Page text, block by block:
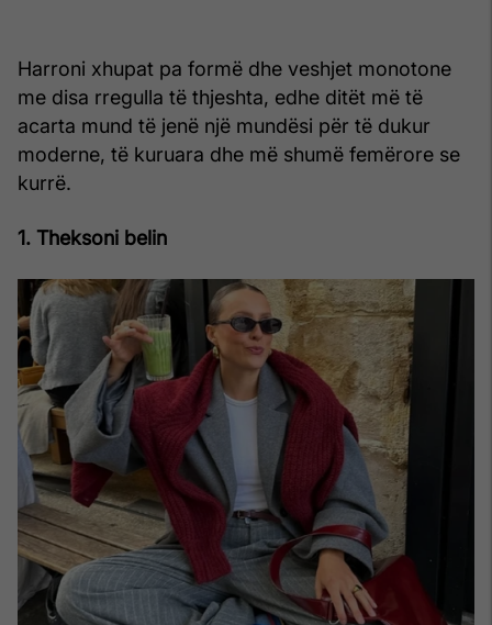
Harroni xhupat pa formë dhe veshjet monotone
me disa rregulla të thjeshta, edhe ditët më të
acarta mund të jenë një mundësi për të dukur
moderne, të kuruara dhe më shumë femërore se
kurrë.
1. Theksoni belin